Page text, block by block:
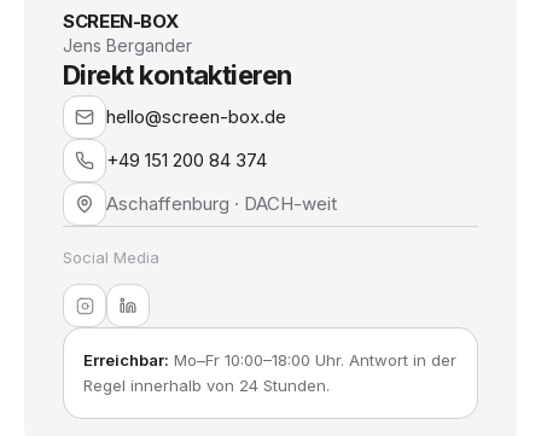
SCREEN-BOX
Jens Bergander
Direkt kontaktieren
hello@screen-box.de
+49 151 200 84 374
Aschaffenburg · DACH-weit
Social Media
Erreichbar: Mo–Fr 10:00–18:00 Uhr. Antwort in der
Regel innerhalb von 24 Stunden.